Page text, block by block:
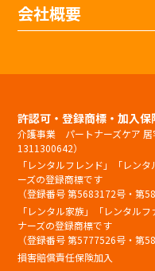
会社概要
許認可・登録商標・加入保
介護事業 パートナーズケア 居
1311300642）
「レンタルフレンド」「レン
ーズの登録商標です
（登録番号 第5683172号・第
「レンタル家族」「レンタル
ナーズの登録商標です
（登録番号 第5777526号・第
損害賠償責任保険加入